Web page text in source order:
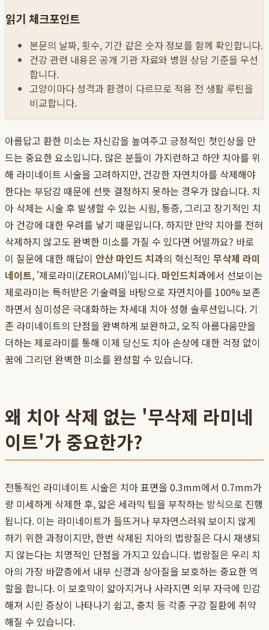
읽기 체크포인트
본문의 날짜, 횟수, 기간 같은 숫자 정보를 함께 확인합니다.
건강 관련 내용은 공개 기관 자료와 병원 상담 기준을 우선
합니다.
고양이마다 성격과 환경이 다르므로 적용 전 생활 루틴을
비교합니다.
아름답고 환한 미소는 자신감을 높여주고 긍정적인 첫인상을 만
드는 중요한 요소입니다. 많은 분들이 가지런하고 하얀 치아를 위
해 라미네이트 시술을 고려하지만, 건강한 자연치아를 삭제해야
한다는 부담감 때문에 선뜻 결정하지 못하는 경우가 많습니다. 치
아 삭제는 시술 후 발생할 수 있는 시림, 통증, 그리고 장기적인 치
아 건강에 대한 우려를 낳기 때문입니다. 하지만 만약 치아를 전혀
삭제하지 않고도 완벽한 미소를 가질 수 있다면 어떨까요? 바로
이 질문에 대한 해답이 안산 마인드 치과의 혁신적인 무삭제 라미
네이트, '제로라미(ZEROLAMI)'입니다. 마인드치과에서 선보이는
제로라미는 특허받은 기술력을 바탕으로 자연치아를 100% 보존
하면서 심미성은 극대화하는 차세대 치아 성형 솔루션입니다. 기
존 라미네이트의 단점을 완벽하게 보완하고, 오직 아름다움만을
더하는 제로라미를 통해 이제 당신도 치아 손상에 대한 걱정 없이
꿈에 그리던 완벽한 미소를 완성할 수 있습니다.
왜 치아 삭제 없는 '무삭제 라미네
이트'가 중요한가?
전통적인 라미네이트 시술은 치아 표면을 0.3mm에서 0.7mm가
량 미세하게 삭제한 후, 얇은 세라믹 팁을 부착하는 방식으로 진행
됩니다. 이는 라미네이트가 들뜨거나 부자연스러워 보이지 않게
하기 위한 과정이지만, 한번 삭제된 치아의 법랑질은 다시 재생되
지 않는다는 치명적인 단점을 가지고 있습니다. 법랑질은 우리 치
아의 가장 바깥층에서 내부 신경과 상아질을 보호하는 중요한 역
할을 합니다. 이 보호막이 얇아지거나 사라지면 외부 자극에 민감
해져 시린 증상이 나타나기 쉽고, 충치 등 각종 구강 질환에 취약
해질 수 있습니다.